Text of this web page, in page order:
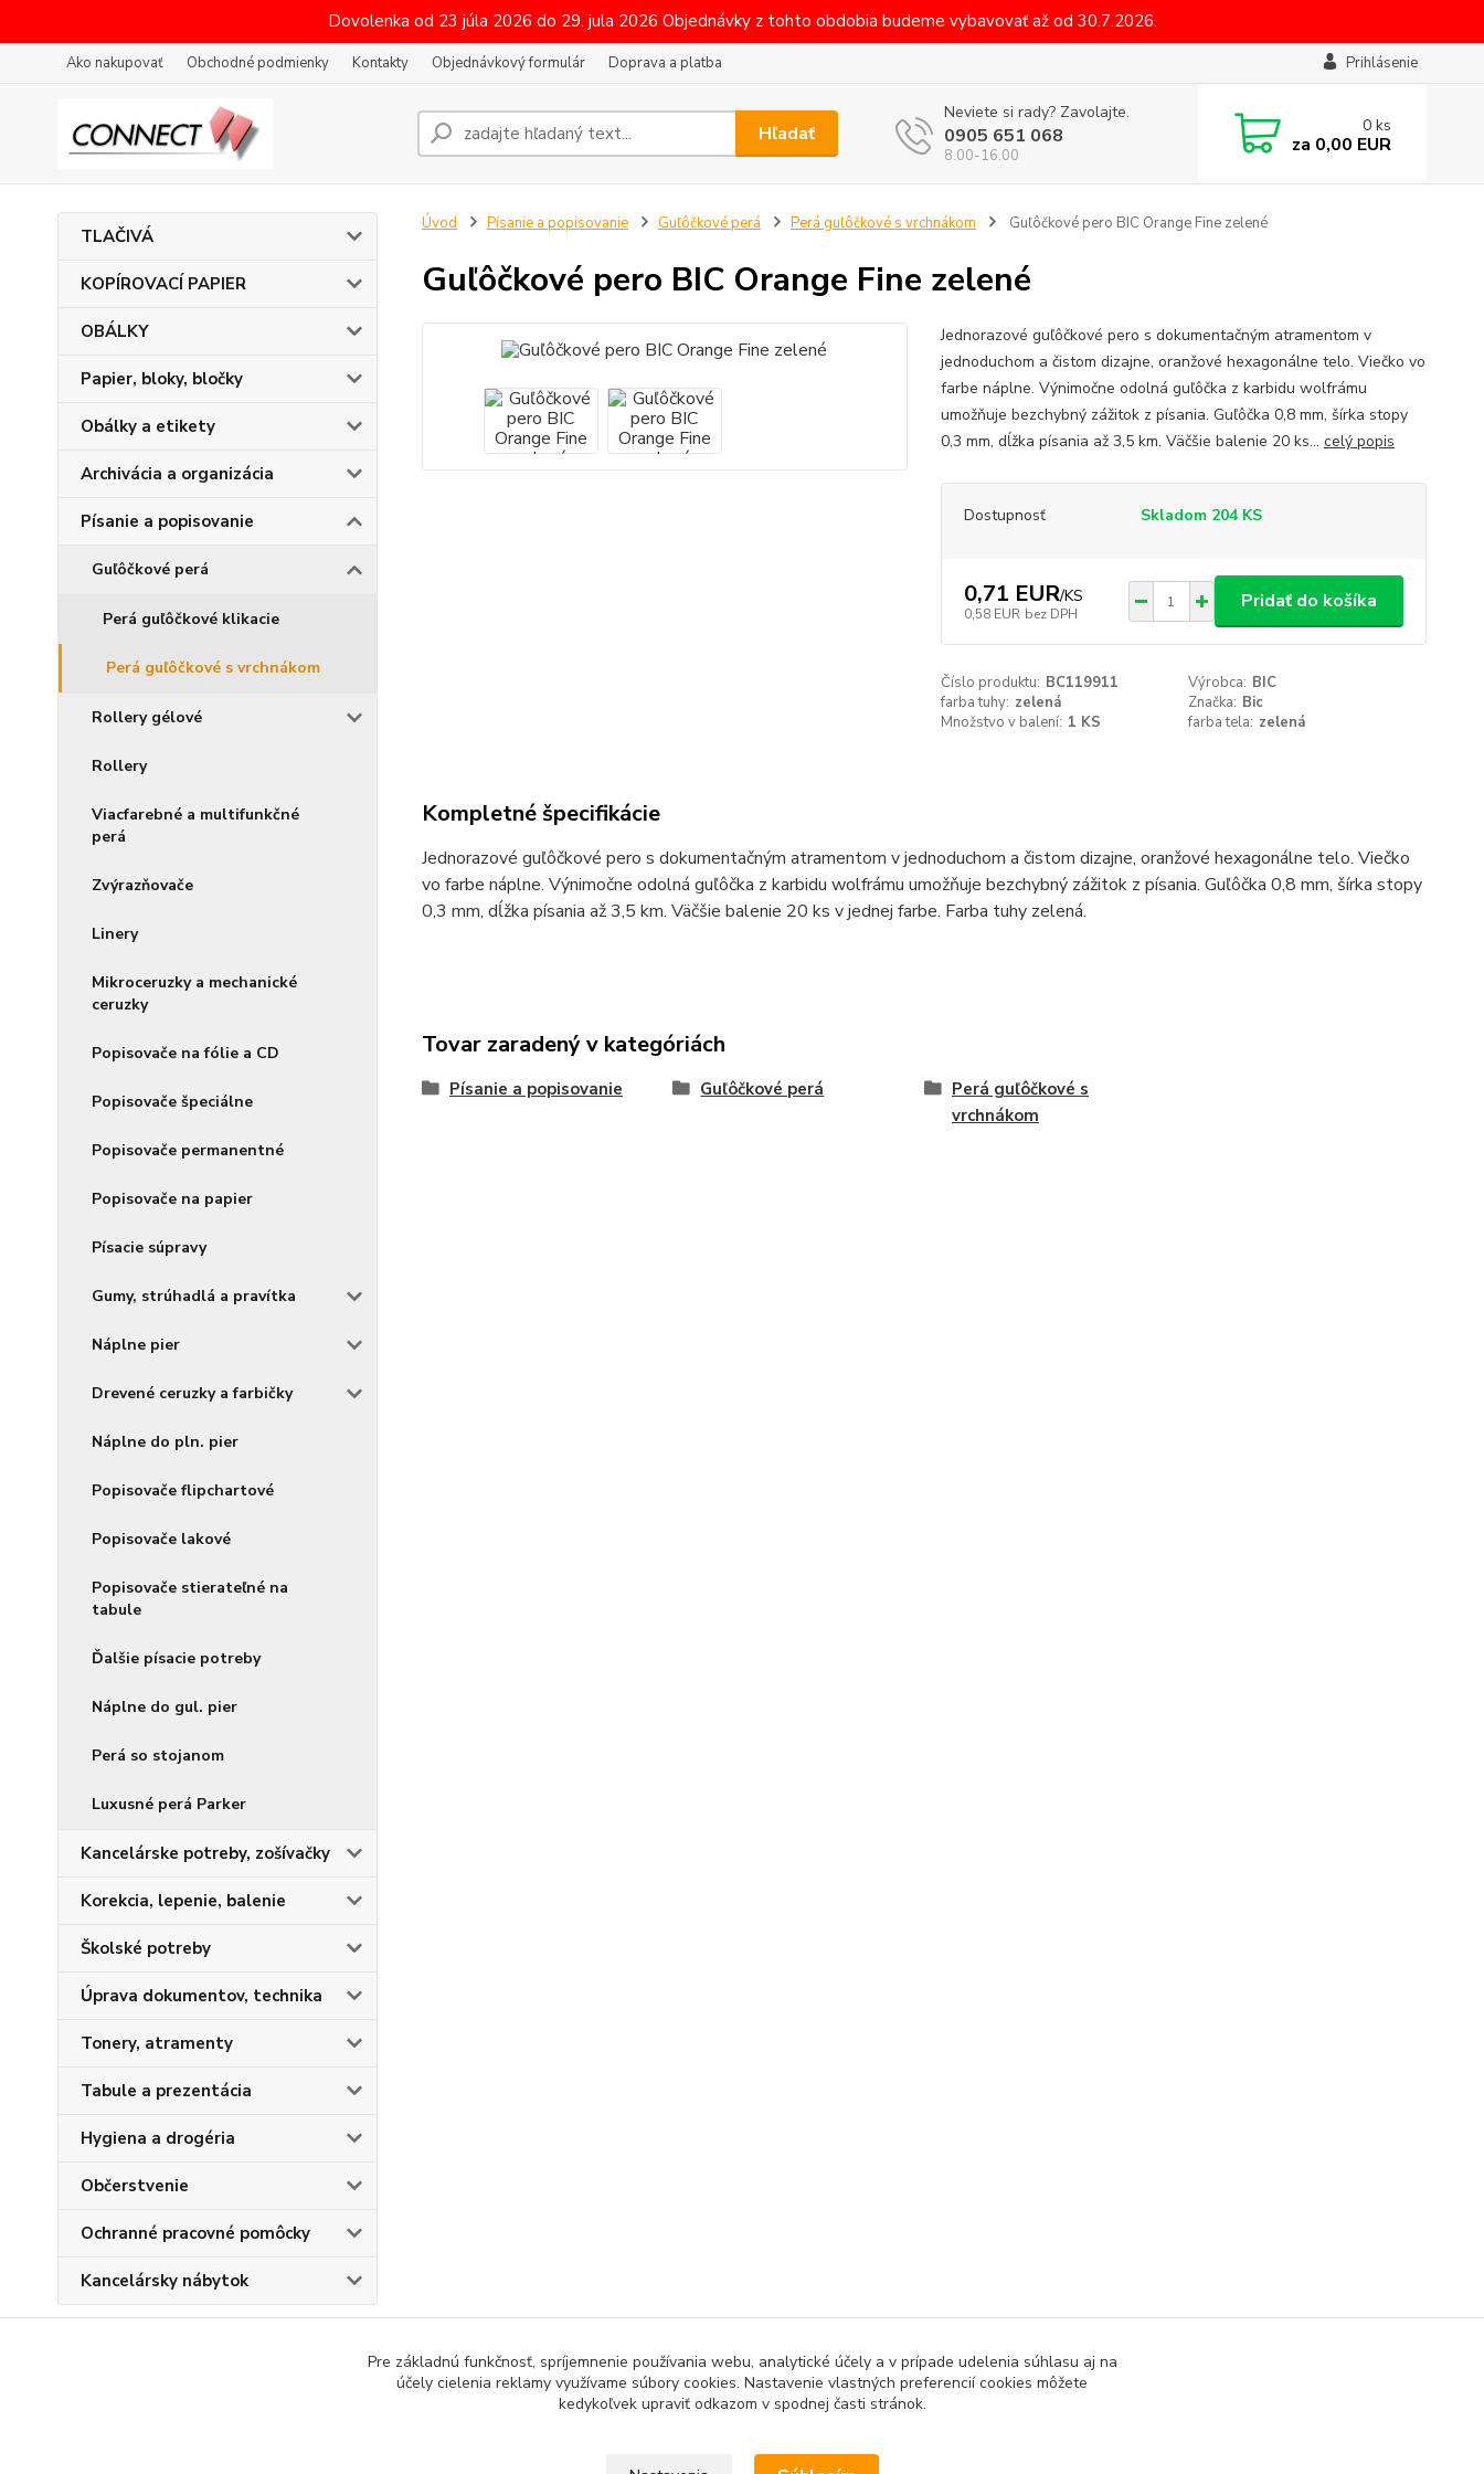
Dovolenka od 23 júla 2026 do 29. jula 2026 Objednávky z tohto obdobia budeme vybavovať až od 30.7.2026.
Ako nakupovať Obchodné podmienky Kontakty Objednávkový formulár Doprava a platba Prihlásenie
Hľadať
Neviete si rady? Zavolajte.
0905 651 068
8.00-16.00
0 ks
za 0,00 EUR
TLAČIVÁ
KOPÍROVACÍ PAPIER
OBÁLKY
Papier, bloky, bločky
Obálky a etikety
Archivácia a organizácia
Písanie a popisovanie
Guľôčkové perá
Perá guľôčkové klikacie
Perá guľôčkové s vrchnákom
Rollery gélové
Rollery
Viacfarebné a multifunkčné
perá
Zvýrazňovače
Linery
Mikroceruzky a mechanické
ceruzky
Popisovače na fólie a CD
Popisovače špeciálne
Popisovače permanentné
Popisovače na papier
Písacie súpravy
Gumy, strúhadlá a pravítka
Náplne pier
Drevené ceruzky a farbičky
Náplne do pln. pier
Popisovače flipchartové
Popisovače lakové
Popisovače stierateľné na
tabule
Ďalšie písacie potreby
Náplne do gul. pier
Perá so stojanom
Luxusné perá Parker
Kancelárske potreby, zošívačky
Korekcia, lepenie, balenie
Školské potreby
Úprava dokumentov, technika
Tonery, atramenty
Tabule a prezentácia
Hygiena a drogéria
Občerstvenie
Ochranné pracovné pomôcky
Kancelársky nábytok
Úvod Písanie a popisovanie Guľôčkové perá Perá guľôčkové s vrchnákom Guľôčkové pero BIC Orange Fine zelené
Guľôčkové pero BIC Orange Fine zelené
Jednorazové guľôčkové pero s dokumentačným atramentom v
jednoduchom a čistom dizajne, oranžové hexagonálne telo. Viečko vo
farbe náplne. Výnimočne odolná guľôčka z karbidu wolfrámu
umožňuje bezchybný zážitok z písania. Guľôčka 0,8 mm, šírka stopy
0,3 mm, dĺžka písania až 3,5 km. Väčšie balenie 20 ks... celý popis
Dostupnosť Skladom 204 KS
0,71 EUR/KS
0,58 EUR bez DPH
Pridať do košíka
Číslo produktu: BC119911 Výrobca: BIC
farba tuhy: zelená Značka: Bic
Množstvo v balení: 1 KS farba tela: zelená
Kompletné špecifikácie
Jednorazové guľôčkové pero s dokumentačným atramentom v jednoduchom a čistom dizajne, oranžové hexagonálne telo. Viečko
vo farbe náplne. Výnimočne odolná guľôčka z karbidu wolfrámu umožňuje bezchybný zážitok z písania. Guľôčka 0,8 mm, šírka stopy
0,3 mm, dĺžka písania až 3,5 km. Väčšie balenie 20 ks v jednej farbe. Farba tuhy zelená.
Tovar zaradený v kategóriách
Písanie a popisovanie Guľôčkové perá
Perá guľôčkové s
vrchnákom
Upravit sběr cookies.
Pre základnú funkčnosť, spríjemnenie používania webu, analytické účely a v prípade udelenia súhlasu aj na
účely cielenia reklamy využívame súbory cookies. Nastavenie vlastných preferencií cookies môžete
kedykoľvek upraviť odkazom v spodnej časti stránok.